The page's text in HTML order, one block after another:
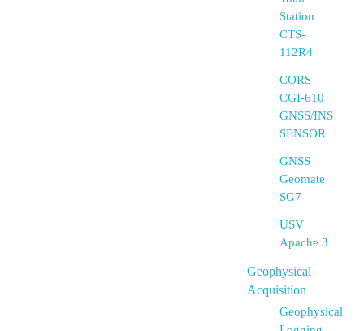
Station
CTS-
112R4
CORS
CGI-610
GNSS/INS
SENSOR
GNSS
Geomate
SG7
USV
Apache 3
Geophysical
Acquisition
Geophysical